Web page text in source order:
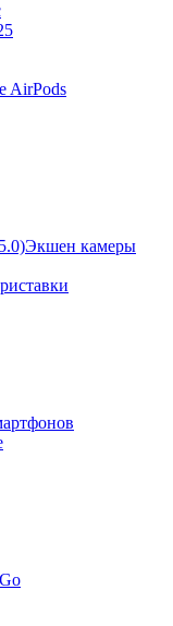
AirPods
Экшен камеры